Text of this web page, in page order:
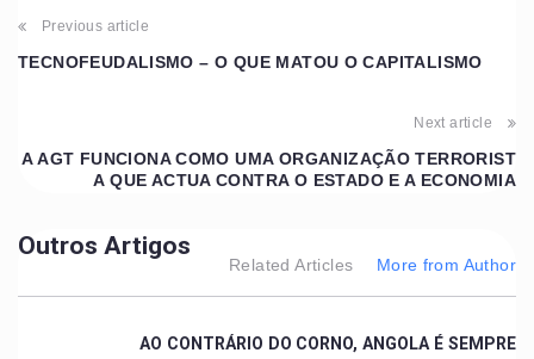
Previous article
TECNOFEUDALISMO – O QUE MATOU O CAPITALISMO
Next article
A AGT FUNCIONA COMO UMA ORGANIZAÇÃO TERRORIST
A QUE ACTUA CONTRA O ESTADO E A ECONOMIA
Outros Artigos
Related Articles More from Author
AO CONTRÁRIO DO CORNO, ANGOLA É SEMPRE